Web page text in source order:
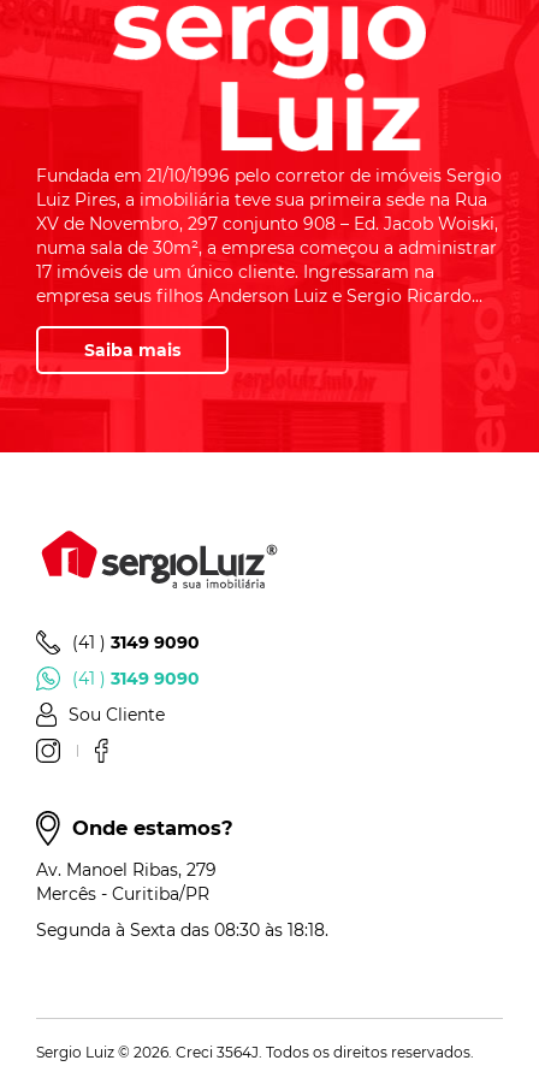
Fundada em 21/10/1996 pelo corretor de imóveis Sergio
Luiz Pires, a imobiliária teve sua primeira sede na Rua
XV de Novembro, 297 conjunto 908 – Ed. Jacob Woiski,
numa sala de 30m², a empresa começou a administrar
17 imóveis de um único cliente. Ingressaram na
empresa seus filhos Anderson Luiz e Sergio Ricardo...
Saiba mais
(41 ) 3149 9090
(41 ) 3149 9090
Sou Cliente
Onde estamos?
Av. Manoel Ribas, 279
Mercês - Curitiba/PR
Segunda à Sexta das 08:30 às 18:18.
Sergio Luiz © 2026. Creci 3564J. Todos os direitos reservados.